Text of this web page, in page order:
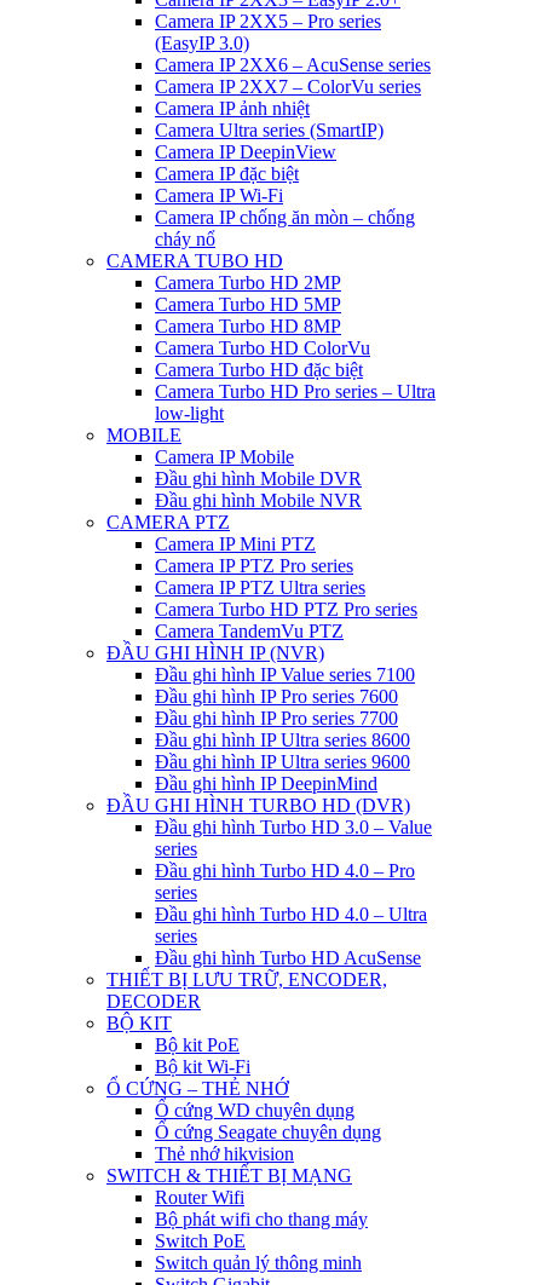
Camera IP 2XX5 – Pro series
(EasyIP 3.0)
Camera IP 2XX6 – AcuSense series
Camera IP 2XX7 – ColorVu series
Camera IP ảnh nhiệt
Camera Ultra series (SmartIP)
Camera IP DeepinView
Camera IP đặc biệt
Camera IP Wi-Fi
Camera IP chống ăn mòn – chống
cháy nổ
CAMERA TUBO HD
Camera Turbo HD 2MP
Camera Turbo HD 5MP
Camera Turbo HD 8MP
Camera Turbo HD ColorVu
Camera Turbo HD đặc biệt
Camera Turbo HD Pro series – Ultra
low-light
MOBILE
Camera IP Mobile
Đầu ghi hình Mobile DVR
Đầu ghi hình Mobile NVR
CAMERA PTZ
Camera IP Mini PTZ
Camera IP PTZ Pro series
Camera IP PTZ Ultra series
Camera Turbo HD PTZ Pro series
Camera TandemVu PTZ
ĐẦU GHI HÌNH IP (NVR)
Đầu ghi hình IP Value series 7100
Đầu ghi hình IP Pro series 7600
Đầu ghi hình IP Pro series 7700
Đầu ghi hình IP Ultra series 8600
Đầu ghi hình IP Ultra series 9600
Đầu ghi hình IP DeepinMind
ĐẦU GHI HÌNH TURBO HD (DVR)
Đầu ghi hình Turbo HD 3.0 – Value
series
Đầu ghi hình Turbo HD 4.0 – Pro
series
Đầu ghi hình Turbo HD 4.0 – Ultra
series
Đầu ghi hình Turbo HD AcuSense
THIẾT BỊ LƯU TRỮ, ENCODER,
DECODER
BỘ KIT
Bộ kit PoE
Bộ kit Wi-Fi
Ổ CỨNG – THẺ NHỚ
Ổ cứng WD chuyên dụng
Ổ cứng Seagate chuyên dụng
Thẻ nhớ hikvision
SWITCH & THIẾT BỊ MẠNG
Router Wifi
Bộ phát wifi cho thang máy
Switch PoE
Switch quản lý thông minh